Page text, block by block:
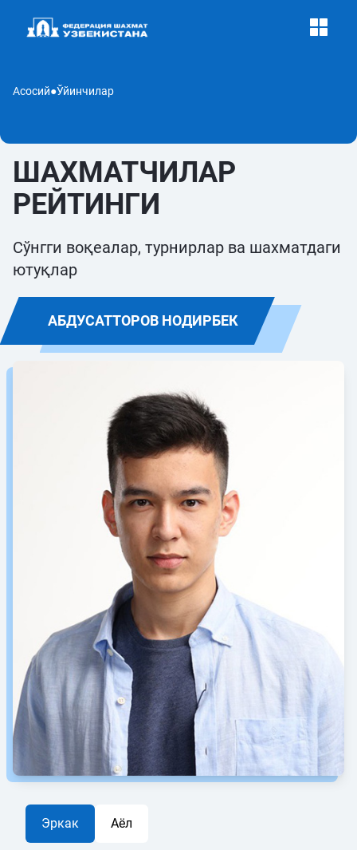
Асосий●Ўйинчилар
ШАХМАТЧИЛАР
РЕЙТИНГИ
Сўнгги воқеалар, турнирлар ва шахматдаги
ютуқлар
АБДУСАТТОРОВ НОДИРБЕК
Эркак Аёл